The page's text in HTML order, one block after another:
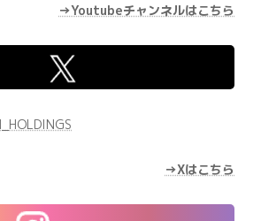
→Youtubeチャンネルはこちら
→Xはこちら